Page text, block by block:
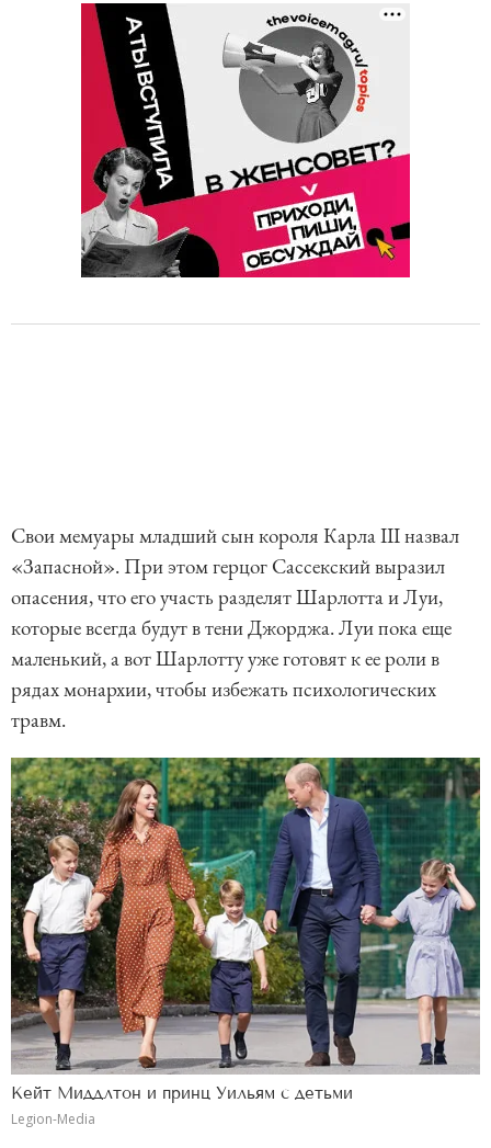
Свои мемуары младший сын короля Карла III назвал
«Запасной». При этом герцог Сассекский выразил
опасения, что его участь разделят Шарлотта и Луи,
которые всегда будут в тени Джорджа. Луи пока еще
маленький, а вот Шарлотту уже готовят к ее роли в
рядах монархии, чтобы избежать психологических
травм.
Кейт Миддлтон и принц Уильям с детьми
Legion-Media